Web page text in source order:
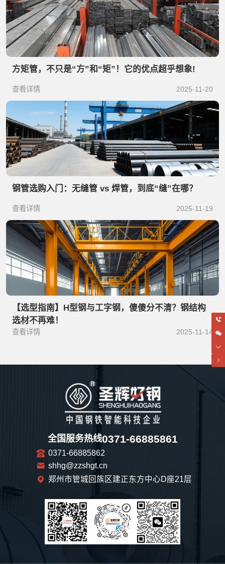
方矩管，不只是“方”和“矩”！它的优点超乎想象!
查看详情 2025-11-20
钢管选购入门：无缝管 vs 焊管，到底“缝”在哪？
查看详情 2025-11-19
【选型指南】H型钢与工字钢，傻傻分不清？钢结构
选材不再难！
查看详情 2025-11-14
全国服务热线0371-66885861
0371-66885862
shhg@zzshgt.cn
郑州市管城回族区建正东方中心D座21层